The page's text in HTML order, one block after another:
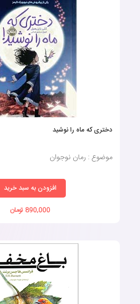
دختری که ماه را نوشید
موضوع : رمان نوجوان
افزودن به سبد خرید
890,000 تومان